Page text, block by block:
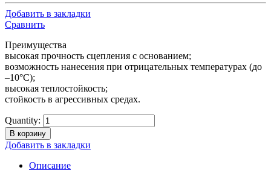
Добавить в закладки
Сравнить
Преимущества
высокая прочность сцепления с основанием;
возможность нанесения при отрицательных температурах (до
–10°С);
высокая теплостойкость;
стойкость в агрессивных средах.
Quantity:
В корзину
Добавить в закладки
Описание